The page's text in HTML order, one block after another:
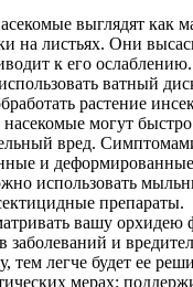
выглядят как
на листьях. Они
к его
ватный
растение
могут
вред.
и
использовать
препараты.
вашу орхидею
заболеваний и
тем легче будет ее
мерах: